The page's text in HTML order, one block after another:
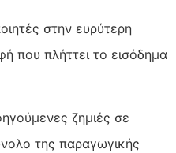
στην ευρύτερη
που πλήττει το εισόδημα
ζημιές σε
της παραγωγικής